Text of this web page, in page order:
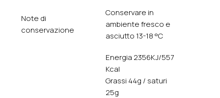
Note di
conservazione
Conservare in
ambiente fresco e
asciutto 13-18 °C
Energia 2356KJ/557
Kcal
Grassi 44g / saturi
25g